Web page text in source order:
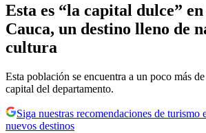
Esta es “la capital dulce”
Cauca, un destino lleno de
cultura
Esta población se encuentra a un poco más
capital del departamento.
Siga nuestras recomendaciones de turismo
nuevos destinos